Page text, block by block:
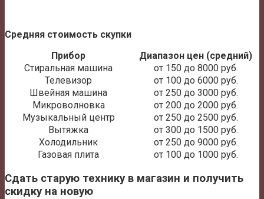
Средняя стоимость скупки
Прибор
Диапазон цен (средний)
Стиральная машина
от 150 до 8000 руб.
Телевизор
от 100 до 6000 руб.
Швейная машина
от 250 до 3000 руб.
Микроволновка
от 200 до 2000 руб.
Музыкальный центр
от 250 до 2500 руб.
Вытяжка
от 300 до 1500 руб.
Холодильник
от 250 до 9000 руб.
Газовая плита
от 100 до 1000 руб.
Сдать старую технику в магазин и получить
скидку на новую